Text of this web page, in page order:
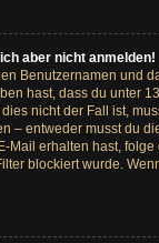
aber nicht anmelden!
Benutzernamen und
hast, dass du unter
nicht der Fall ist,
– entweder musst du
Mail erhalten hast,
blockiert wurde.